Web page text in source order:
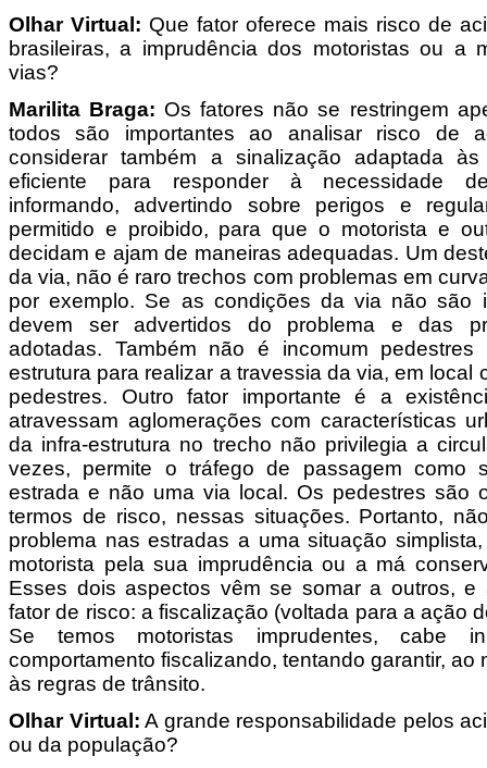
Olhar Virtual: Que fator oferece mais risco de
brasileiras, a imprudência dos motoristas ou a
vias?
Marilita Braga: Os fatores não se restringem
todos são importantes ao analisar risco de
considerar também a sinalização adaptada
eficiente para responder à necessidade
informando, advertindo sobre perigos e
permitido e proibido, para que o motorista e
decidam e ajam de maneiras adequadas. Um
da via, não é raro trechos com problemas em
por exemplo. Se as condições da via não são
devem ser advertidos do problema e das
adotadas. Também não é incomum pedestres
estrutura para realizar a travessia da via, em local
pedestres. Outro fator importante é a
atravessam aglomerações com características
da infra-estrutura no trecho não privilegia a
vezes, permite o tráfego de passagem como
estrada e não uma via local. Os pedestres são
termos de risco, nessas situações. Portanto,
problema nas estradas a uma situação
motorista pela sua imprudência ou a má
Esses dois aspectos vêm se somar a outros, e
fator de risco: a fiscalização (voltada para a ação
Se temos motoristas imprudentes, cabe
comportamento fiscalizando, tentando garantir, ao
às regras de trânsito.
Olhar Virtual: A grande responsabilidade pelos
ou da população?